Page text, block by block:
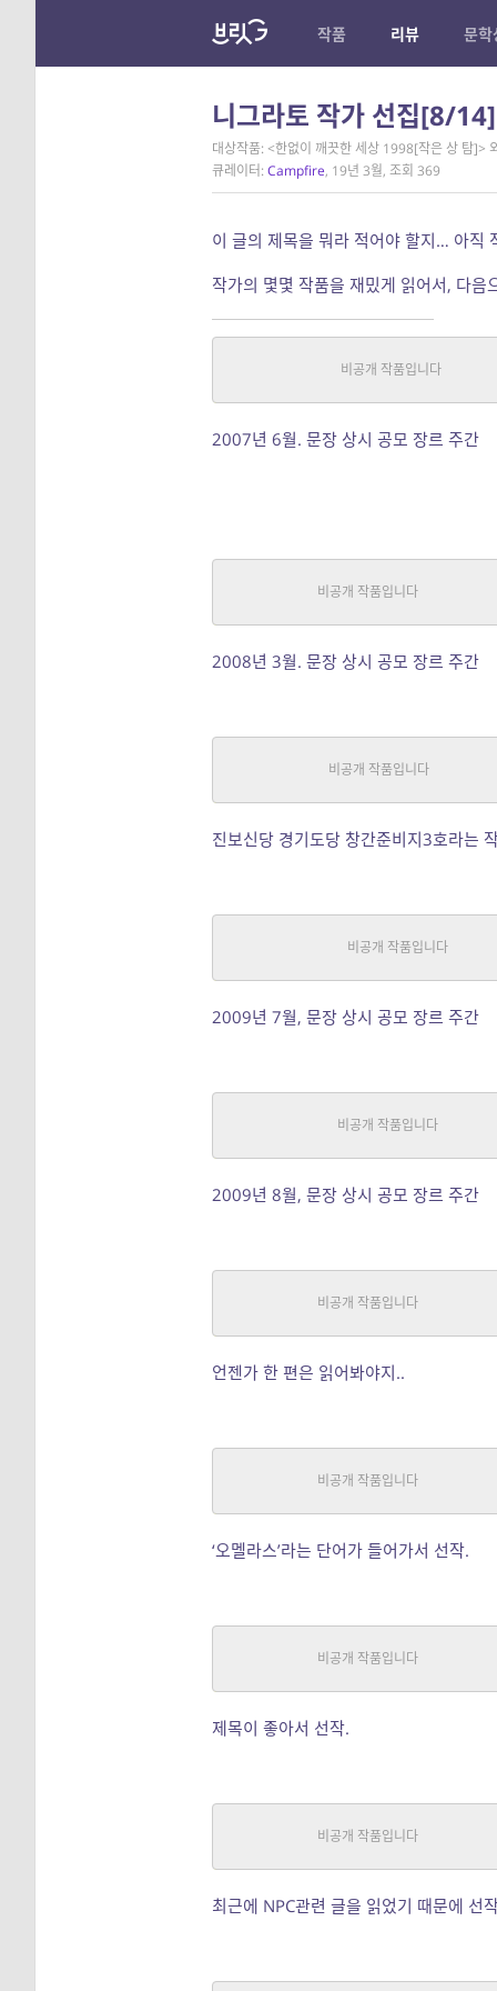
작품 리뷰 문학
니그라토 작가 선집[8/14]
대상작품: <한없이 깨끗한 세상 1998[작은 상 탐]>
큐레이터: Campfire, 19년 3월, 조회 369
이 글의 제목을 뭐라 적어야 할지… 아직
작가의 몇몇 작품을 재밌게 읽어서, 다
한없이 깨끗한 세상 1998[작
SF, 호러 | 니그라토
2007년 6월. 문장 상시 공모 장르 주간
마더쉽 – 2008(작은 상 탐)
SF | 니그라토
2008년 3월. 문장 상시 공모 장르 주간
쓸모 – 2008(진보신당 당지 수
SF | 니그라토
진보신당 경기도당 창간준비지3호라는
맑은 하늘빛 눈망울 – 1998(
| 니그라토
2009년 7월, 문장 상시 공모 장르 주간
지구적 양식업자 – 2009(작은
SF | 니그라토
2009년 8월, 문장 상시 공모 장르 주간
판타지, SF | 니그라토
언젠가 한 편은 읽어봐야지..
법령 오멜라스 2009
SF | 니그라토
‘오멜라스’라는 단어가 들어가서 선작.
신의 자장가 – 2008
SF | 니그라토
제목이 좋아서 선작.
나는 NPC – 2007
SF, 기타 니그라토
최근에 NPC관련 글을 읽었기 때문에 선